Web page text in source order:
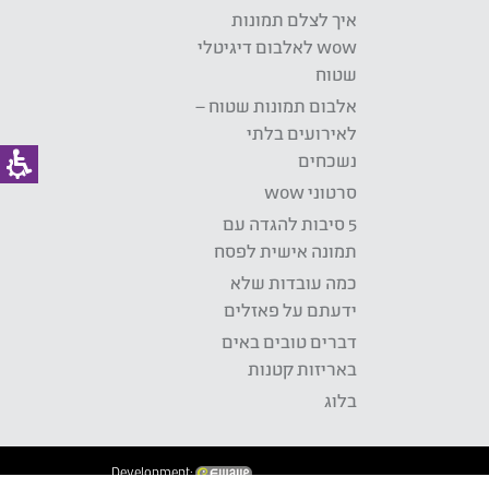
איך לצלם תמונות
wow לאלבום דיגיטלי
שטוח
אלבום תמונות שטוח –
לאירועים בלתי
נשכחים
סרטוני wow
5 סיבות להגדה עם
תמונה אישית לפסח
כמה עובדות שלא
ידעתם על פאזלים
דברים טובים באים
באריזות קטנות
בלוג
Development: